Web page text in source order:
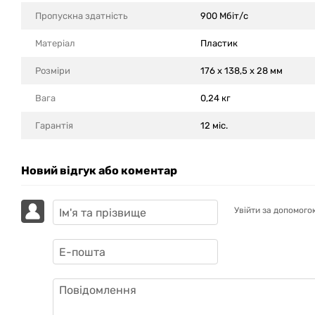
Пропускна здатність 900 Мбіт/с
Матеріал Пластик
Розміри 176 x 138,5 x 28 мм
Вага 0,24 кг
Гарантія 12 міс.
Новий відгук або коментар
Увійти за